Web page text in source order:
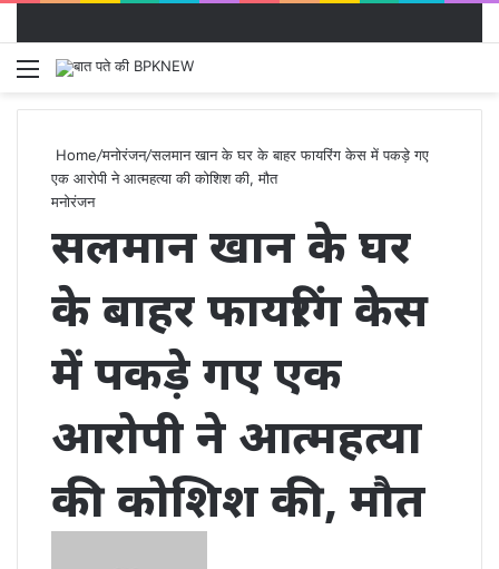
Menu
Home/मनोरंजन/सलमान खान के घर के बाहर फायरिंग केस में पकड़े गए
एक आरोपी ने आत्महत्या की कोशिश की, मौत
मनोरंजन
सलमान खान के घर
के बाहर फायरिंग केस
में पकड़े गए एक
आरोपी ने आत्महत्या
की कोशिश की, मौत